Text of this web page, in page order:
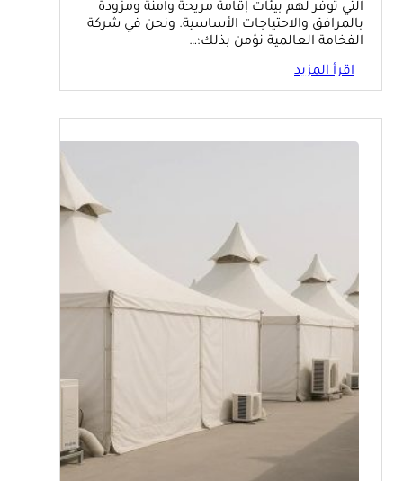
التي توفر لهم بيئات إقامة مريحة وآمنة ومزودة
بالمرافق والاحتياجات الأساسية. ونحن في شركة
الفخامة العالمية نؤمن بذلك؛…
اقرأ المزيد